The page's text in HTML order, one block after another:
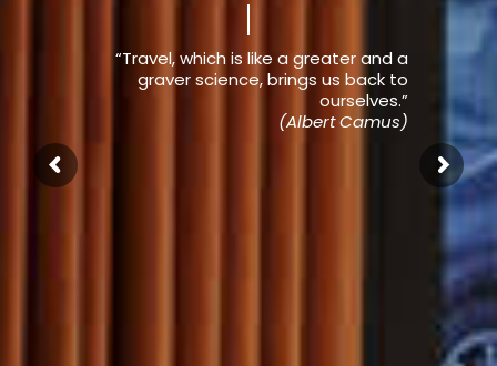
“Travel, which is like a greater and a
graver science, brings us back to
ourselves.”
(Albert Camus)